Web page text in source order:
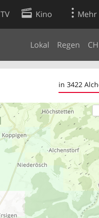
TV Kino Mehr
Lokal Regen CH
in 3422